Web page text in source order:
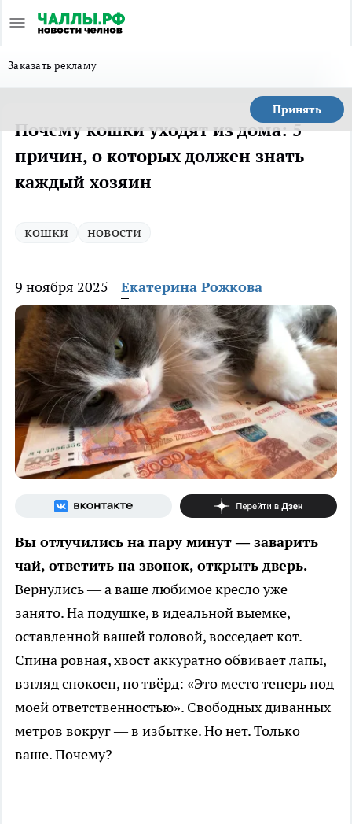
Заказать рекламу
Принять
Почему кошки уходят из дома: 5
причин, о которых должен знать
каждый хозяин
кошки новости
9 ноября 2025 Екатерина Рожкова
Вы отлучились на пару минут — заварить
чай, ответить на звонок, открыть дверь.
Вернулись — а ваше любимое кресло уже
занято. На подушке, в идеальной выемке,
оставленной вашей головой, восседает кот.
Спина ровная, хвост аккуратно обвивает лапы,
взгляд спокоен, но твёрд: «Это место теперь под
моей ответственностью». Свободных диванных
метров вокруг — в избытке. Но нет. Только
ваше. Почему?